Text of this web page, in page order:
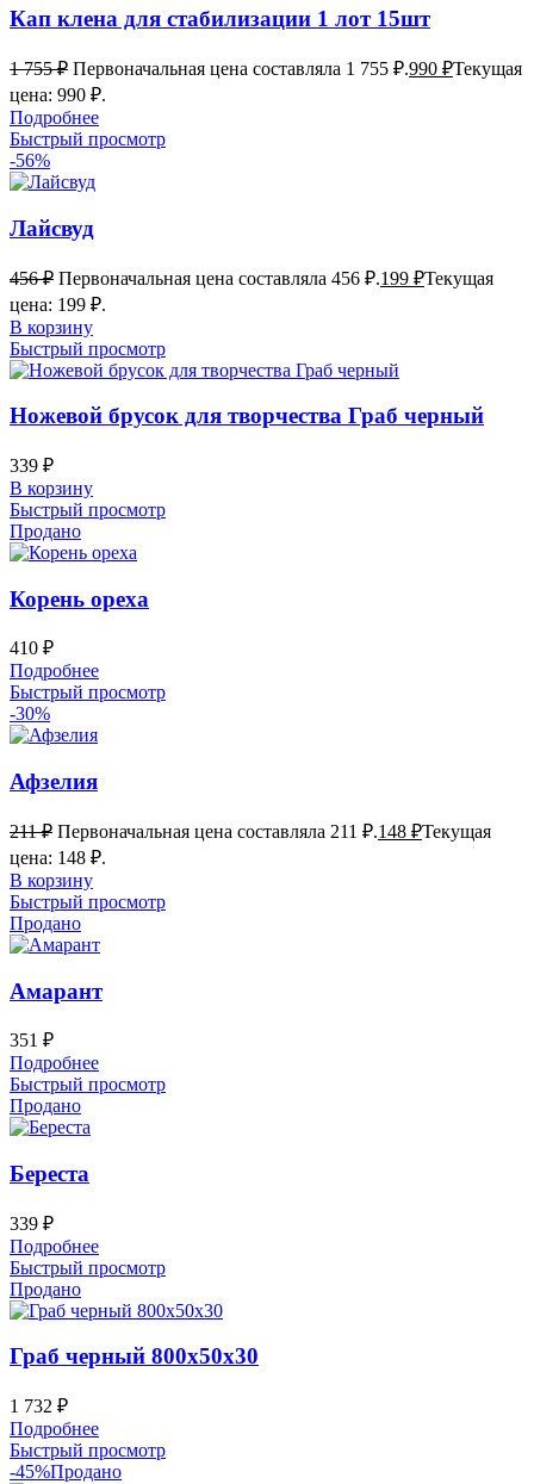
Кап клена для стабилизации 1 лот 15шт
1 755₽ Первоначальная цена составляла 1 755 ₽.990 ₽Текущая
цена: 990 ₽.
Подробнее
Быстрый просмотр
-56%
Лайсвуд
456₽ Первоначальная цена составляла 456 ₽.199 ₽Текущая
цена: 199 ₽.
В корзину
Быстрый просмотр
Ножевой брусок для творчества Граб черный
339 ₽
В корзину
Быстрый просмотр
Продано
Корень ореха
410 ₽
Подробнее
Быстрый просмотр
-30%
Афзелия
211₽ Первоначальная цена составляла 211 ₽.148 ₽Текущая
цена: 148 ₽.
В корзину
Быстрый просмотр
Продано
Амарант
351 ₽
Подробнее
Быстрый просмотр
Продано
Береста
339 ₽
Подробнее
Быстрый просмотр
Продано
Граб черный 800х50х30
1 732 ₽
Подробнее
Быстрый просмотр
-45%Продано